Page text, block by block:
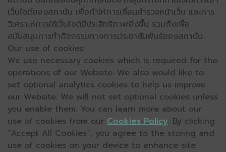
เว็บไซต์ของสถาบัน เพื่อทำให้การเลื่อนสำรวจหน้าเว็บ และการ
วิเคราะห์การใช้เว็บไซต์มีประสิทธิภาพยิ่งขึ้น รวมถึงเพื่อ
สนับสนุนการทำกิจกรรมทางการประชาสัมพันธ์ของสถาบัน
Our use of cookies
We use necessary cookies which is required for the
operations of our Website. We also would like to
set optional analytics cookies to help us improve
our Website. We will not set optional cookies unless
you enable them. You can learn more about our
use of cookies from our Cookies Policy. By clicking
“Accept All Cookies”, you agree to the storing and
use of cookies on your device to enhance site